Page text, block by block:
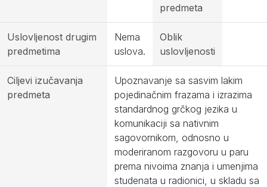
predmeta
Uslovljenost drugim
predmetima
Nema
uslova.
Oblik
uslovljenosti
Ciljevi izučavanja
predmeta
Upoznavanje sa sasvim lakim
pojedinačnim frazama i izrazima
standardnog grčkog jezika u
komunikaciji sa nativnim
sagovornikom, odnosno u
moderiranom razgovoru u paru
prema nivoima znanja i umenjima
studenata u radionici, u skladu sa